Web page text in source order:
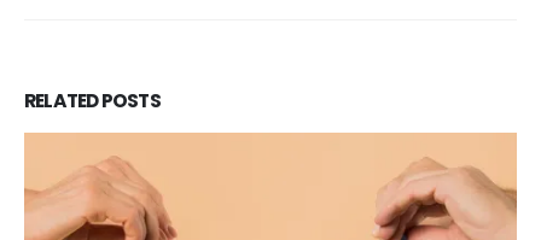
RELATEDPOSTS